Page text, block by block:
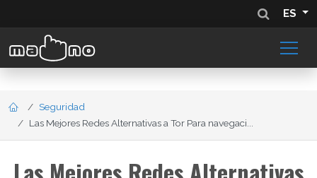
ES
Seguridad
Las Mejores Redes Alternativas a Tor Para navegaci...